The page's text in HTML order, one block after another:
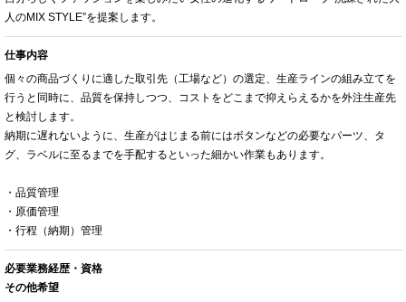
人のMIX STYLE”を提案します。
仕事内容
個々の商品づくりに適した取引先（工場など）の選定、生産ラインの組み立てを
行うと同時に、品質を保持しつつ、コストをどこまで抑えらえるかを外注生産先
と検討します。
納期に遅れないように、生産がはじまる前にはボタンなどの必要なパーツ、タ
グ、ラベルに至るまでを手配するといった細かい作業もあります。
・品質管理
・原価管理
・行程（納期）管理
必要業務経歴・資格
その他希望